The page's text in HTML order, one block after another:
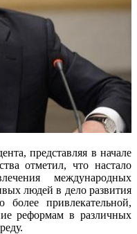
представляя в начале
отметил, что настало
международных
людей в дело развития
привлекательной,
реформам в различных